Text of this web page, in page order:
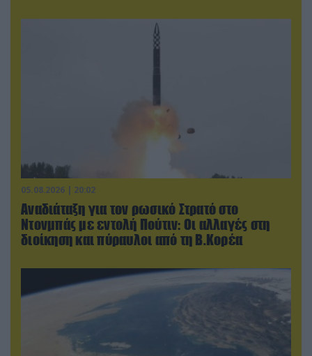
05.08.2026 | 20:02
Αναδιάταξη για τον ρωσικό Στρατό στο
Ντονμπάς με εντολή Πούτιν: Οι αλλαγές στη
διοίκηση και πύραυλοι από τη Β.Κορέα